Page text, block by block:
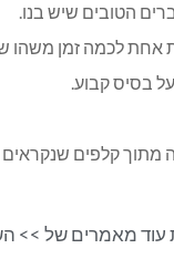
הטובים שיש בנו.
לכמה זמן משהו
בסיס קבוע.
מתוך קלפים
עוד מאמרים של >>